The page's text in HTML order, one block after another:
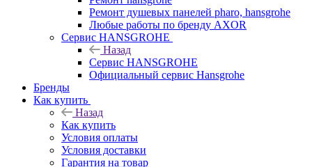
Ремонт душевых панелей pharo, hansgrohe
Любые работы по бренду AXOR
Сервис HANSGROHE
Назад
Сервис HANSGROHE
Официальный сервис Hansgrohe
Бренды
Как купить
Назад
Как купить
Условия оплаты
Условия доставки
Гарантия на товар